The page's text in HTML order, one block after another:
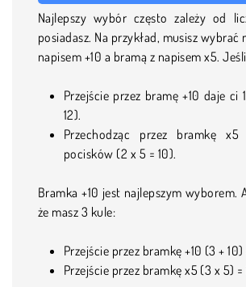
Najlepszy wybór często zależy od
posiadasz. Na przykład, musisz wybrać
napisem +10 a bramą z napisem x5.
Przejście przez bramę +10 daje ci
12).
Przechodząc przez bramkę x5
pocisków (2 x 5 = 10).
Bramka +10 jest najlepszym wyborem.
że masz 3 kule:
Przejście przez bramkę +10 (3 +
Przejście przez bramkę x5 (3 x 5)